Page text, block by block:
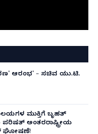
ಆರಂಭ' – ಸಚಿವ ಯು.ಟಿ.
ಮುಕ್ತಿಗೆ ಬೃಹತ್
ಅಂತರರಾಷ್ಟ್ರೀಯ
ಘೋಷಣೆ!